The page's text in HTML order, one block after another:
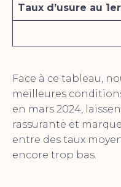
Taux d’usure au
Face à ce tableau,
meilleures
en mars 2024,
rassurante et
entre des taux
encore trop bas.